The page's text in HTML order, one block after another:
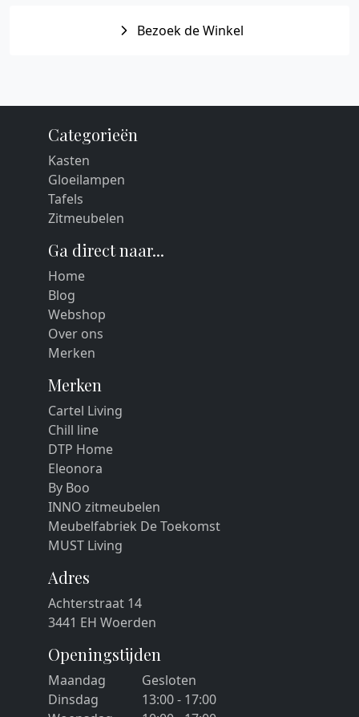
Bezoek de Winkel
Categorieën
Kasten
Gloeilampen
Tafels
Zitmeubelen
Ga direct naar...
Home
Blog
Webshop
Over ons
Merken
Merken
Cartel Living
Chill line
DTP Home
Eleonora
By Boo
INNO zitmeubelen
Meubelfabriek De Toekomst
MUST Living
Adres
Achterstraat 14
3441 EH Woerden
Openingstijden
Maandag
Gesloten
Dinsdag
13:00 - 17:00